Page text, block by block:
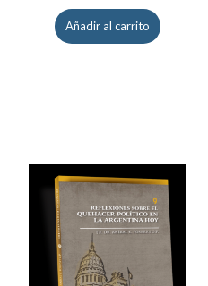
Añadir al carrito